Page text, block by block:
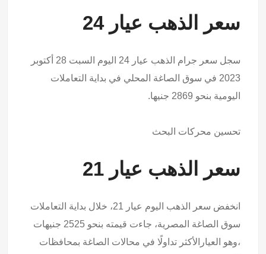
سعر الذهب عيار 24
سجل سعر جرام الذهب عيار 24 اليوم السبت 28 أكتوبر
2023 في سوق الصاغة المحلي في بداية التعاملات
اليومية بنحو 2869 جنيها.
تحسين محركات البحث
سعر الذهب عيار 21
انخفض سعر الذهب اليوم عيار 21، خلال بداية التعاملات
سوق الصاغة المصرية، جاءت قيمته بنحو 2525 جنيهات
،وهو العيارالأكثر تداولًا في محالات الصاغة بمحافظات